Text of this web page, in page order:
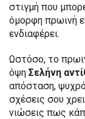
στιγμή που
όμορφη πρωινή
ενδιαφέρει.
Ωστόσο, το
όψη Σελήνη
απόσταση,
σχέσεις σου
νιώσεις πως